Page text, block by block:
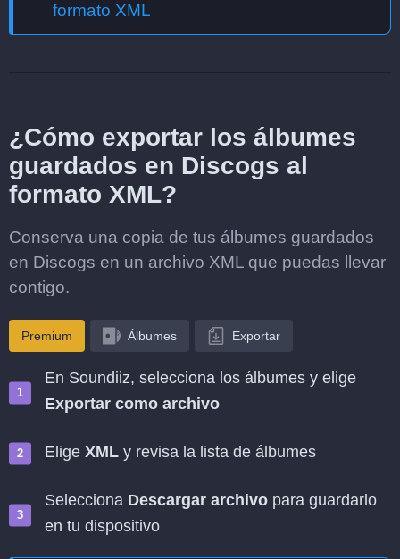
formato XML
¿Cómo exportar los álbumes
guardados en Discogs al
formato XML?
Conserva una copia de tus álbumes guardados
en Discogs en un archivo XML que puedas llevar
contigo.
Premium Álbumes Exportar
En Soundiiz, selecciona los álbumes y elige
Exportar como archivo
Elige XML y revisa la lista de álbumes
Selecciona Descargar archivo para guardarlo
en tu dispositivo